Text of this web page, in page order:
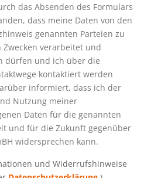
das Absenden des Formulars
dass meine Daten von den
genannten Parteien zu
Zwecken verarbeitet und
dürfen und ich über die
kontaktiert werden
informiert, dass ich der
Nutzung meiner
Daten für die genannten
und für die Zukunft gegenüber
widersprechen kann.
und Widerrufshinweise